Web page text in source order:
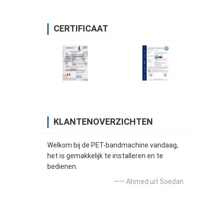
CERTIFICAAT
KLANTENOVERZICHTEN
Welkom bij de PET-bandmachine vandaag,
het is gemakkelijk te installeren en te
bedienen.
—— Ahmed uit Soedan